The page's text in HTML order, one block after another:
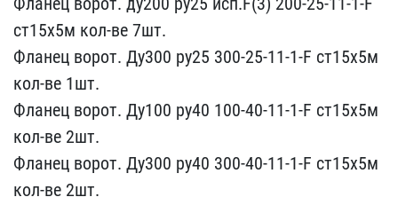
ст15х​5м кол-ве 7шт.
Фланец в​орот. Ду300 ру25 300-25-​11-1-F ст15х5м
кол-ве 1ш​т.
Фланец ворот. Ду100 р​у40 100-40-11-1-F ст15х5​м
кол-ве 2шт.
Фланец во​рот. Ду300 ру40 300-40-1​1-1-F ст15х5м
кол-ве 2шт​.